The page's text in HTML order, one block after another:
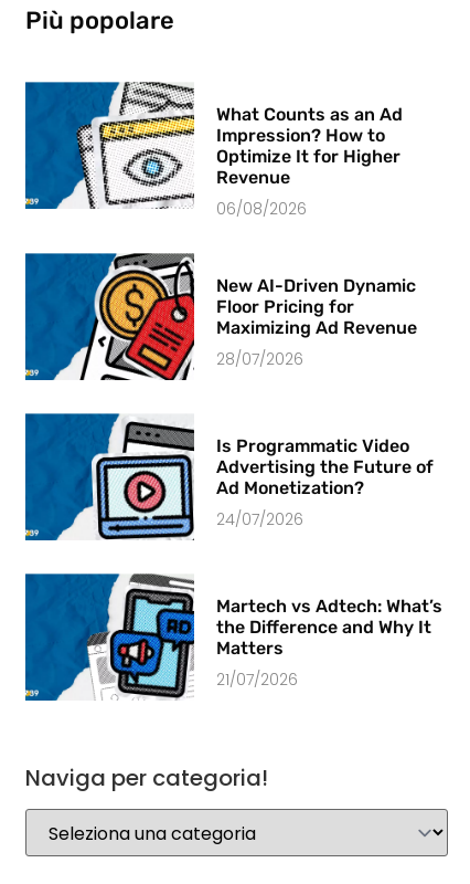
Più popolare
What Counts as an Ad
Impression? How to
Optimize It for Higher
Revenue
06/08/2026
New AI-Driven Dynamic
Floor Pricing for
Maximizing Ad Revenue
28/07/2026
Is Programmatic Video
Advertising the Future of
Ad Monetization?
24/07/2026
Martech vs Adtech: What’s
the Difference and Why It
Matters
21/07/2026
Naviga per categoria!